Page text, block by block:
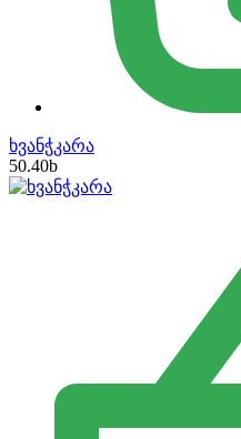
ხვანჭკარა
50.40b